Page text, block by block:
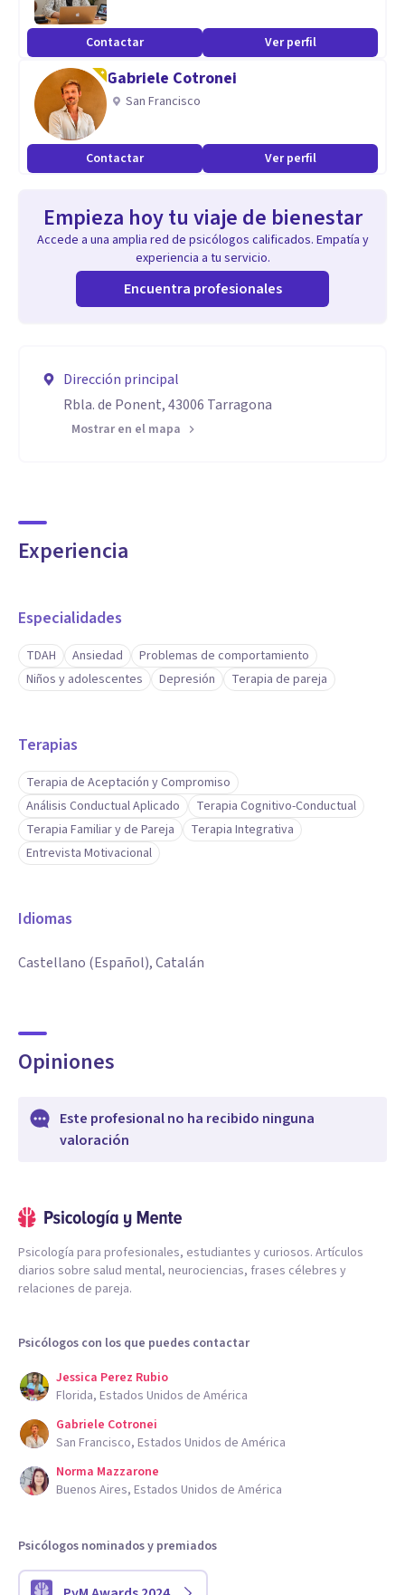
Contactar Ver perfil
Gabriele Cotronei
San Francisco
Contactar Ver perfil
Empieza hoy tu viaje de bienestar
Accede a una amplia red de psicólogos calificados. Empatía y
experiencia a tu servicio.
Encuentra profesionales
Dirección principal
Rbla. de Ponent, 43006 Tarragona
Mostrar en el mapa
Experiencia
Especialidades
TDAH Ansiedad
Problemas de comportamiento
Niños y adolescentes
Depresión Terapia de pareja
Terapias
Terapia de Aceptación y Compromiso
Análisis Conductual Aplicado
Terapia Cognitivo-Conductual
Terapia Familiar y de Pareja
Terapia Integrativa
Entrevista Motivacional
Idiomas
Castellano (Español), Catalán
Opiniones
Este profesional no ha recibido ninguna
valoración
Psicología para profesionales, estudiantes y curiosos. Artículos
diarios sobre salud mental, neurociencias, frases célebres y
relaciones de pareja.
Psicólogos con los que puedes contactar
Jessica Perez Rubio
Florida, Estados Unidos de América
Gabriele Cotronei
San Francisco, Estados Unidos de América
Norma Mazzarone
Buenos Aires, Estados Unidos de América
Psicólogos nominados y premiados